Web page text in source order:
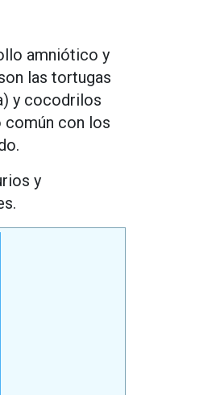
amniótico y
las tortugas
y cocodrilos
común con los
y